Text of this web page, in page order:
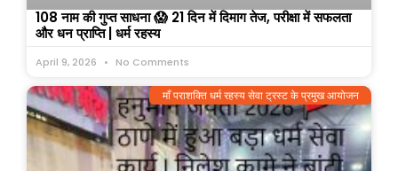
108 नाम की गुप्त साधना 😱 21 दिन में दिमाग तेज, परीक्षा में सफलता
और धन प्राप्ति | धर्म रहस्य
April 9, 2026 No Comments
माँ पराशक्ति धर्म रहस्य सेवा ट्रस्ट के प्रमुख आयोजन